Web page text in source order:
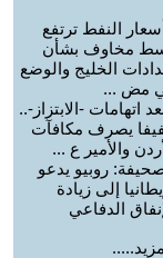
النفط ترتفع
مخاوف بشأن
الخليج والوضع
مض ...
اتهامات -الابتزاز-..
يصرف مكافآت
والأمير ع ...
روبيو يدعو
إلى زيادة
الدفاعي